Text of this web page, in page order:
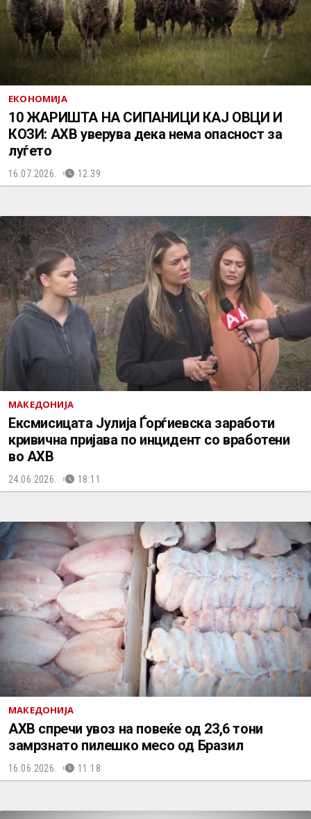
ЕКОНОМИЈА
10 ЖАРИШТА НА СИПАНИЦИ КАЈ ОВЦИ И
КОЗИ: АХВ уверува дека нема опасност за
луѓето
16.07.2026. 12:39
МАКЕДОНИЈА
Ексмисицата Јулија Ѓорѓиевска заработи
кривична пријава по инцидент со вработени
во АХВ
24.06.2026. 18:11
МАКЕДОНИЈА
АХВ спречи увоз на повеќе од 23,6 тони
замрзнато пилешко месо од Бразил
16.06.2026. 11:18